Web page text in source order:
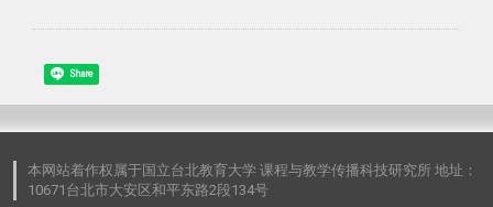
Share
本网站着作权属于国立台北教育大学 课程与教学传播科技研究所 地址：
10671台北市大安区和平东路2段134号